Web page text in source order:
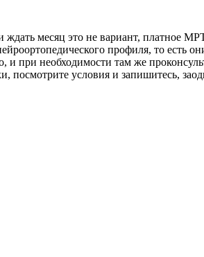
месяц это не вариант, платное
профиля, то есть
при необходимости там же
посмотрите условия и запишитесь,